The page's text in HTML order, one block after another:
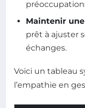
Maintenir
prêt à ajuster
échanges.
Voici un tableau
l’empathie en